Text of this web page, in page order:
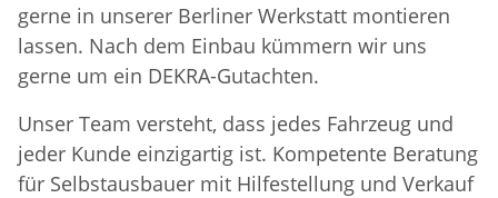
gerne in unserer Berliner Werkstatt montieren
lassen. Nach dem Einbau kümmern wir uns
gerne um ein DEKRA-Gutachten.
Unser Team versteht, dass jedes Fahrzeug und
jeder Kunde einzigartig ist. Kompetente Beratung
für Selbstausbauer mit Hilfestellung und Verkauf